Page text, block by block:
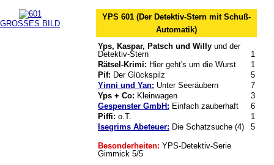
GROSSES BILD
YPS 601 (Der Detektiv-Stern mit Schuß-
Automatik)
Yps, Kaspar, Patsch und Willy und der
Detektiv-Stern
1
Rätsel-Krimi: Hier geht's um die Wurst
1
Pif: Der Glückspilz
5
Yinni und Yan: Unter Seeräubern
7
Yps + Co: Kleinwagen
3
Gespenster GmbH: Einfach zauberhaft
6
Piffi: o.T.
1
Isegrims Abeteuer: Die Schatzsuche (4) 5
Besonderheiten: YPS-Detektiv-Serie
Gimmick 5/5